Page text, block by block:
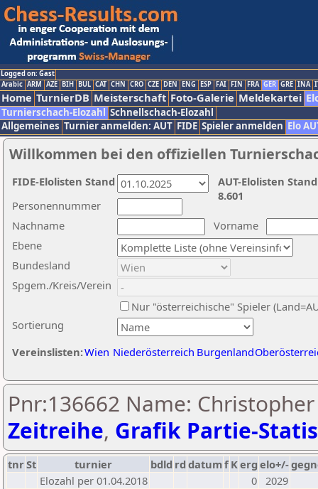
Logged on: Gast
Arabic ARM AZE BIH BUL CAT CHN CRO CZE DEN ENG ESP FAI FIN FRA GER GRE INA
Home TurnierDB Meisterschaft Foto-Galerie Meldekartei
Turnierschach-Elozahl Schnellschach-Elozahl
Allgemeines Turnier anmelden: AUT FIDE Spieler anmelden Elo
Willkommen bei den offiziellen
Nachname
Vorname
Ebene
Sortierung
Personennummer
Bundesland
Spgem./Kreis/Verein
Nur "österreichische" Spieler
Vereinslisten:Wien Niederösterreich Burgenland
AUT-Elolisten
8.601
FIDE-Elolisten Stand
Pnr:136662 Name:
Zeitreihe, Grafik Partie-
tnrSt turnier bdld rd datumf Kerg elo+/-
Elozahl per 01.04.2018
0 2029